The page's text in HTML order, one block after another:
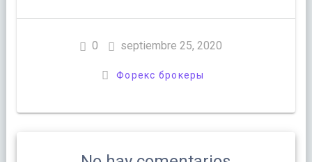
0 septiembre 25, 2020
Форекс брокеры